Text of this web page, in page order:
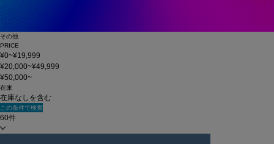
その他
PRICE
¥0~¥19,999
¥20,000~¥49,999
¥50,000~
在庫
在庫なしを含む
この条件で検索
60件